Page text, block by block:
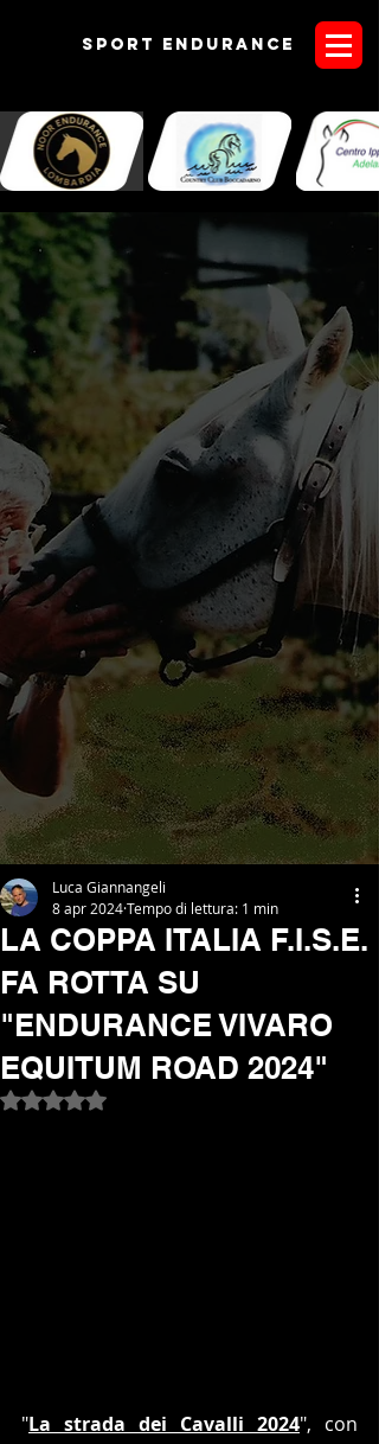
Sport endurANCE
LA COPPA ITALIA F.I.S.E.
FA ROTTA SU
"ENDURANCE VIVARO
EQUITUM ROAD 2024"
Luca Giannangeli
8 apr 2024Tempo di lettura: 1 min
Valutazione NaN stelle su 5.
"La strada dei Cavalli 2024", con